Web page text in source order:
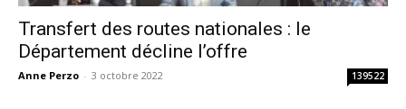
Transfert des routes nationales : le
Département décline l’offre
Anne Perzo - 3 octobre 2022 139522